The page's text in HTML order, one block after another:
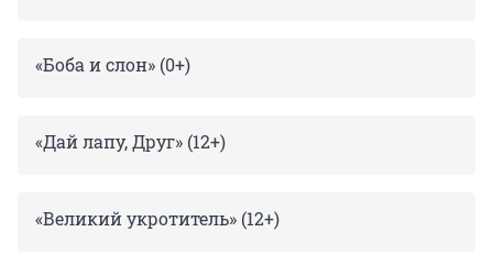
«Боба и слон» (0+)
«Дай лапу, Друг» (12+)
«Великий укротитель» (12+)